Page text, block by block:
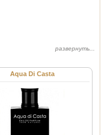
Aqua Di Casta